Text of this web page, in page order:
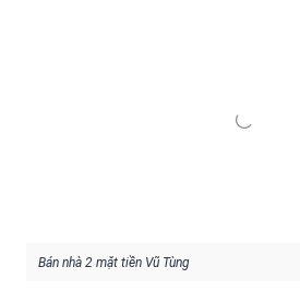
Bán nhà 2 mặt tiền Vũ Tùng